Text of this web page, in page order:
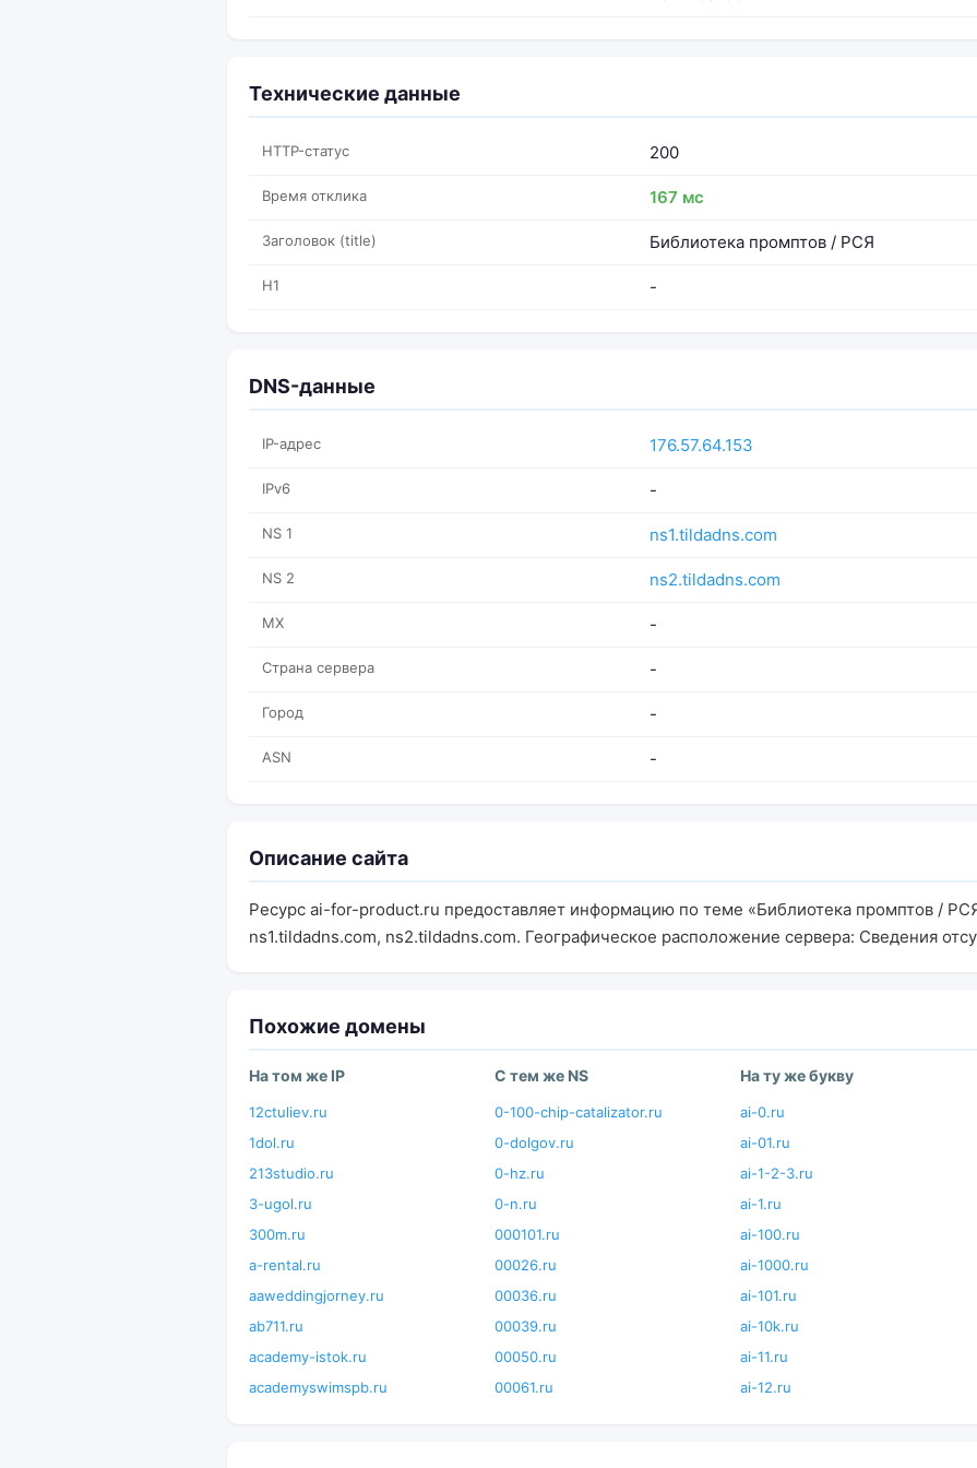
Технические данные
HTTP-статус 200
Время отклика 167 мс
Заголовок (title) Библиотека промптов / РСЯ
H1 -
DNS-данные
IP-адрес 176.57.64.153
IPv6 -
NS 1 ns1.tildadns.com
NS 2 ns2.tildadns.com
MX -
Страна сервера -
Город -
ASN -
Описание сайта
Ресурс ai-for-product.ru предоставляет информацию по теме «Библиотека промптов /
ns1.tildadns.com, ns2.tildadns.com. Географическое расположение сервера: Сведения
Похожие домены
На том же IP
12ctuliev.ru
1dol.ru
213studio.ru
3-ugol.ru
300m.ru
a-rental.ru
aaweddingjorney.ru
ab711.ru
academy-istok.ru
academyswimspb.ru
С тем же NS
0-100-chip-catalizator.ru
0-dolgov.ru
0-hz.ru
0-n.ru
000101.ru
00026.ru
00036.ru
00039.ru
00050.ru
00061.ru
На ту же букву
ai-0.ru
ai-01.ru
ai-1-2-3.ru
ai-1.ru
ai-100.ru
ai-1000.ru
ai-101.ru
ai-10k.ru
ai-11.ru
ai-12.ru